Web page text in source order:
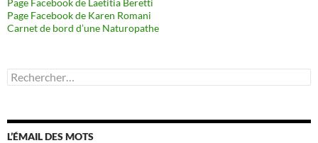
Page Facebook de Karen Romani
Carnet de bord d’une Naturopathe
Rechercher :
L’ÉMAIL DES MOTS